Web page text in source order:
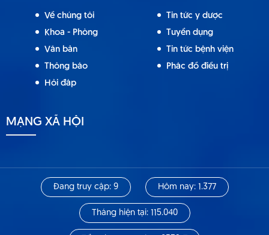
Về chúng tôi
Khoa - Phòng
Văn bản
Thông báo
Hỏi đáp
Tin tức y dược
Tuyển dụng
Tin tức bệnh viện
Phác đồ điều trị
MẠNG XÃ HỘI
Đang truy cập: 9 Hôm nay: 1.377
Tháng hiện tại: 115.040